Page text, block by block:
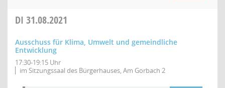
DI 31.08.2021
Ausschuss für Klima, Umwelt und gemeindliche
Entwicklung
17:30-19:15 Uhr
im Sitzungssaal des Bürgerhauses, Am Gorbach 2